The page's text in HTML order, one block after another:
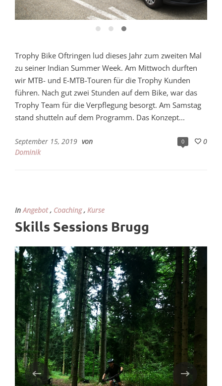
Trophy Bike Oftringen lud dieses Jahr zum zweiten Mal
zu seiner Indian Summer Week. Am Mittwoch durften
wir MTB- und E-MTB-Touren für die Trophy Kunden
führen. Nach gut zwei Stunden auf dem Bike, war das
Trophy Team für die Verpflegung besorgt. Am Samstag
stand shutteln auf dem Programm. Das Konzept...
0 0
September 15, 2019 von
Dominik
In Angebot, Coaching, Kurse
Skills Sessions Brugg